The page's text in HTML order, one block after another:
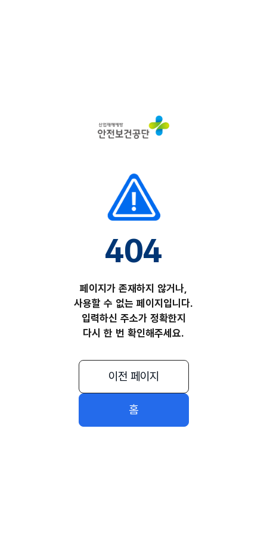
재
해
안
전
보
건
공
단
404
페이지가 존재하지 않거나,
사용할 수 없는 페이지입니다.
입력하신 주소가 정확한지
다시 한 번 확인해주세요.
이전 페이지
홈